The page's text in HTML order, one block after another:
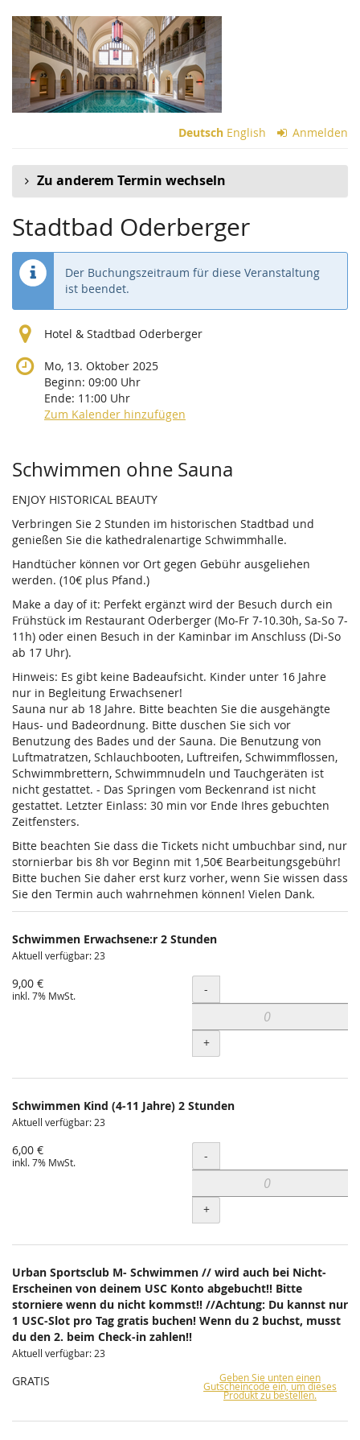
Zum
Haupt-
Inhalt
springen
Deutsch English Anmelden
Zu anderem Termin wechseln
Stadtbad Oderberger
Der Buchungszeitraum für diese Veranstaltung
ist beendet.
Hotel & Stadtbad Oderberger
Mo, 13. Oktober 2025
Beginn: 09:00 Uhr
Ende: 11:00 Uhr
Zum Kalender hinzufügen
Produkte
Schwimmen ohne Sauna
ENJOY HISTORICAL BEAUTY
Verbringen Sie 2 Stunden im historischen Stadtbad und
genießen Sie die kathedralenartige Schwimmhalle.
Handtücher können vor Ort gegen Gebühr ausgeliehen
werden. (10€ plus Pfand.)
Make a day of it: Perfekt ergänzt wird der Besuch durch ein
Frühstück im Restaurant Oderberger (Mo-Fr 7-10.30h, Sa-So 7-
11h) oder einen Besuch in der Kaminbar im Anschluss (Di-So
ab 17 Uhr).
Hinweis: Es gibt keine Badeaufsicht. Kinder unter 16 Jahre
nur in Begleitung Erwachsener!
Sauna nur ab 18 Jahre. Bitte beachten Sie die ausgehängte
Haus- und Badeordnung. Bitte duschen Sie sich vor
Benutzung des Bades und der Sauna. Die Benutzung von
Luftmatratzen, Schlauchbooten, Luftreifen, Schwimmflossen,
Schwimmbrettern, Schwimmnudeln und Tauchgeräten ist
nicht gestattet. - Das Springen vom Beckenrand ist nicht
gestattet. Letzter Einlass: 30 min vor Ende Ihres gebuchten
Zeitfensters.
Bitte beachten Sie dass die Tickets nicht umbuchbar sind, nur
stornierbar bis 8h vor Beginn mit 1,50€ Bearbeitungsgebühr!
Bitte buchen Sie daher erst kurz vorher, wenn Sie wissen dass
Sie den Termin auch wahrnehmen können! Vielen Dank.
Schwimmen Erwachsene:r 2 Stunden
Aktuell verfügbar: 23
9,00 €
inkl. 7% MwSt. Menge
-
+
Schwimmen Kind (4-11 Jahre) 2 Stunden
Aktuell verfügbar: 23
6,00 €
inkl. 7% MwSt. Menge
-
+
Urban Sportsclub M- Schwimmen // wird auch bei Nicht-
Erscheinen von deinem USC Konto abgebucht!! Bitte
storniere wenn du nicht kommst!! //Achtung: Du kannst nur
1 USC-Slot pro Tag gratis buchen! Wenn du 2 buchst, musst
du den 2. beim Check-in zahlen!!
Aktuell verfügbar: 23
GRATIS Geben Sie unten einen
Gutscheincode ein, um dieses
Produkt zu bestellen.